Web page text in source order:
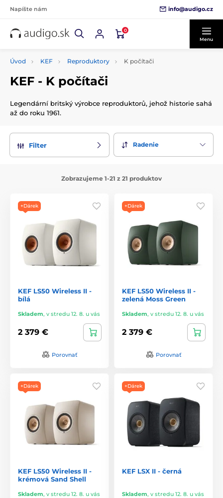
Napíšte nám info@audigo.cz
0
Menu
Úvod KEF Reproduktory K počítači
KEF - K počítači
Legendární britský výrobce reproduktorů, jehož historie sahá
až do roku 1961.
Filter Radenie
Zobrazujeme 1-21 z 21 produktov
+Dárek
KEF LS50 Wireless II -
bílá
Skladem, v stredu 12. 8. u vás
2 379 €
Porovnať
+Dárek
KEF LS50 Wireless II -
zelená Moss Green
Skladem, v stredu 12. 8. u vás
2 379 €
Porovnať
+Dárek
KEF LS50 Wireless II -
krémová Sand Shell
Skladem, v stredu 12. 8. u vás
+Dárek
KEF LSX II - černá
Skladem, v stredu 12. 8. u vás